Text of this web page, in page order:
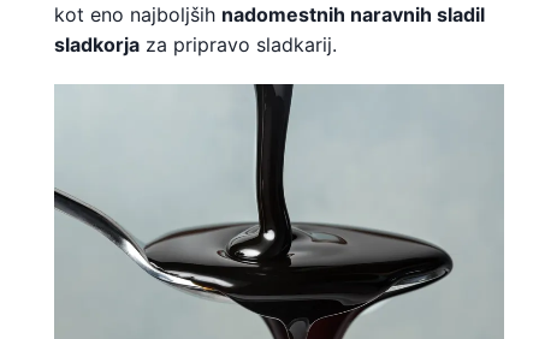
kot eno najboljših nadomestnih naravnih sladil
sladkorja za pripravo sladkarij.